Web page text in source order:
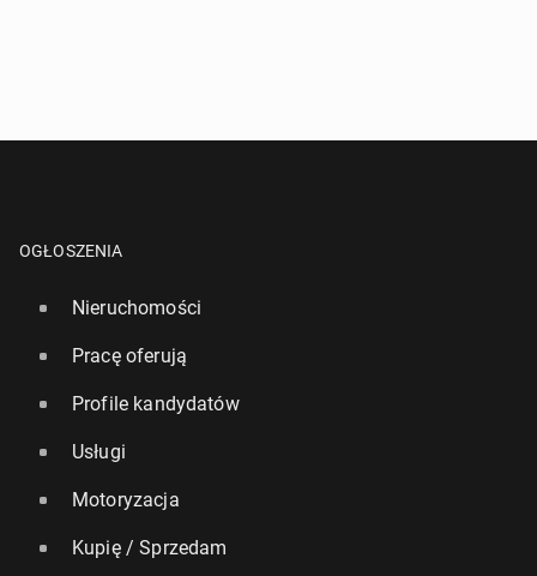
OGŁOSZENIA
Nieruchomości
Pracę oferują
Profile kandydatów
Usługi
Motoryzacja
Kupię / Sprzedam